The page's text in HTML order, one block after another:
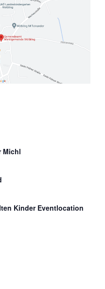
Michl
Kinder Eventlocation